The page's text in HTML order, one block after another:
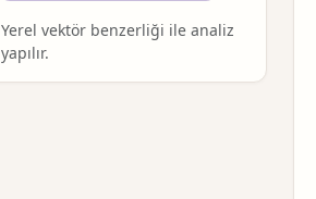
Yerel vektör benzerliği ile analiz
yapılır.